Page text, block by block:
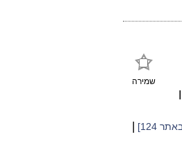
שמירה
124]
|